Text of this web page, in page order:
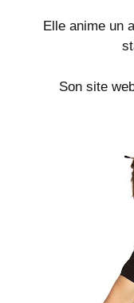
Elle anime un
Son site